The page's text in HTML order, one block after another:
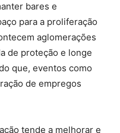
bares e
para a proliferação
aglomerações
de proteção e longe
que, eventos como
de empregos
tende a melhorar e